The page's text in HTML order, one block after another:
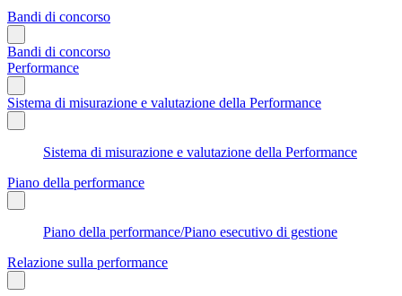
Bandi di concorso
Bandi di concorso
Performance
Sistema di misurazione e valutazione della Performance
Sistema di misurazione e valutazione della Performance
Piano della performance
Piano della performance/Piano esecutivo di gestione
Relazione sulla performance